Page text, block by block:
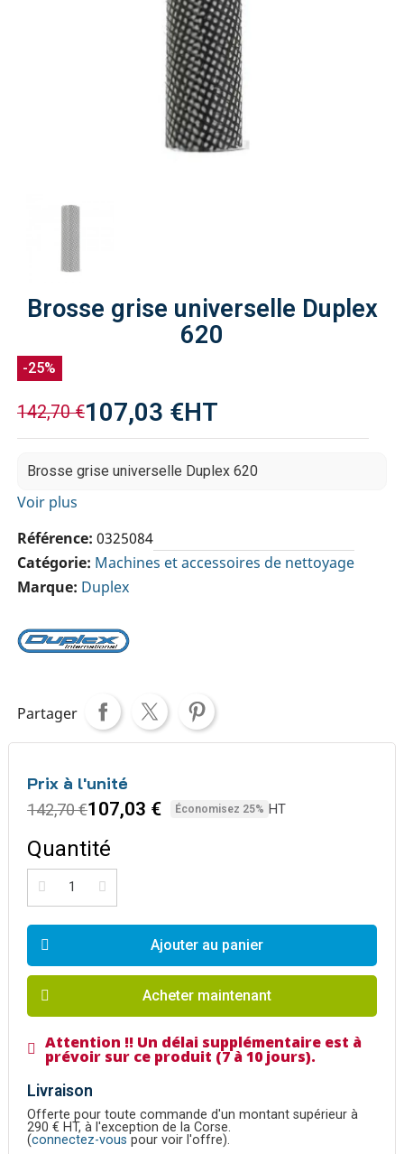
Brosse grise universelle Duplex
620
-25%
142,70 €107,03 €HT
Brosse grise universelle Duplex 620
Voir plus
Référence 0325084
Catégorie Machines et accessoires de nettoyage
Marque Duplex
Partager
Prix à l'unité
142,70 €107,03 € Économisez 25% HT
Quantité
Ajouter au panier
Acheter maintenant
Attention !! Un délai supplémentaire est à
prévoir sur ce produit (7 à 10 jours).
Livraison
Offerte pour toute commande d'un montant supérieur à
290 € HT, à l'exception de la Corse.
(connectez-vous pour voir l'offre).